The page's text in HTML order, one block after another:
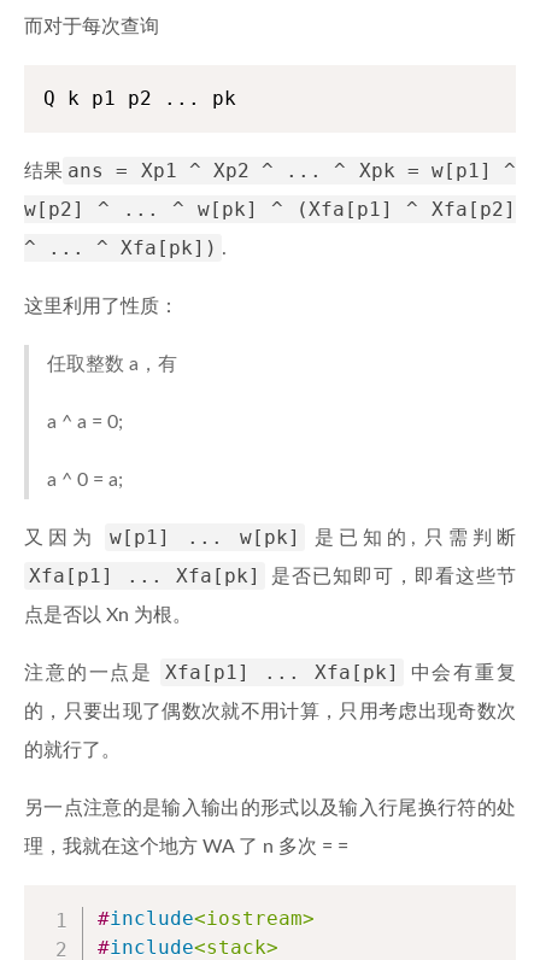
而对于每次查询
Q k p1 p2 ... pk
结果 ans = Xp1 ^ Xp2 ^ ... ^ Xpk = w[p1] ^
w[p2] ^ ... ^ w[pk] ^ (Xfa[p1] ^ Xfa[p2]
^ ... ^ Xfa[pk]) .
这里利用了性质：
任取整数 a，有
a ^ a = 0;
a ^ 0 = a;
又因为 w[p1] ... w[pk] 是已知的, 只需判断
Xfa[p1] ... Xfa[pk]
是否已知即可，即看这些节
点是否以 Xn 为根。
注意的一点是 Xfa[p1] ... Xfa[pk]
中会有重复
的，只要出现了偶数次就不用计算，只用考虑出现奇数次
的就行了。
另一点注意的是输入输出的形式以及输入行尾换行符的处
理，我就在这个地方 WA 了 n 多次 = =
#include<iostream>
#include<stack>